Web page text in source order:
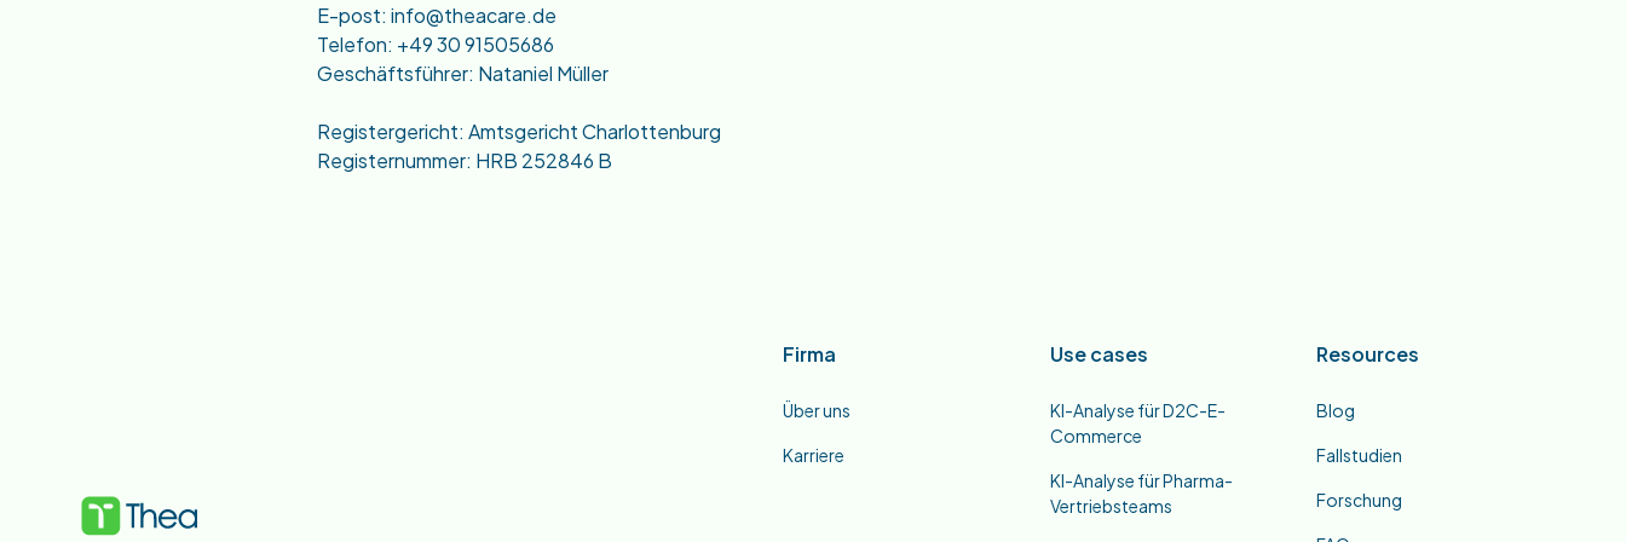
E-post: info@theacare.de
Telefon: +49 30 91505686
Geschäftsführer: Nataniel Müller
Registergericht: Amtsgericht Charlottenburg
Registernummer: HRB 252846 B
Firma
Über uns
Karriere
Use cases
KI-Analyse für D2C-E-
Commerce
KI-Analyse für Pharma-
Vertriebsteams
Resources
Blog
Fallstudien
Forschung